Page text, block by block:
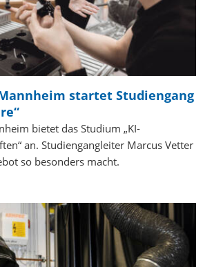
startet Studiengang
bietet das Studium „KI-
an. Studiengangleiter Marcus Vetter
so besonders macht.